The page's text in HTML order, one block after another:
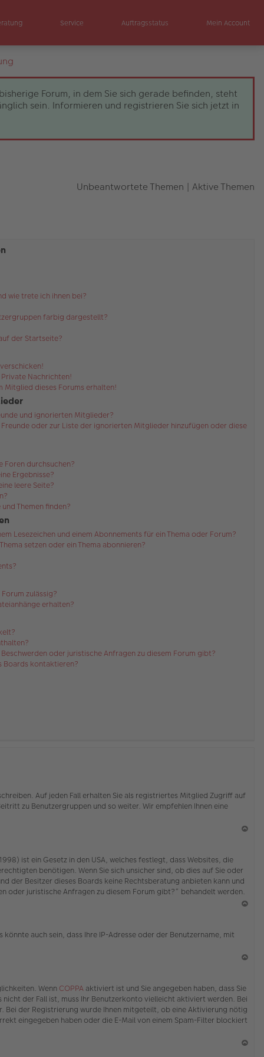
Service Auftragsstatus Mein Account
Forum, in dem Sie sich gerade befinden, steht
sein. Informieren und registrieren Sie sich jetzt in
Unbeantwortete Themen | Aktive Themen
wie trete ich ihnen bei?
farbig dargestellt?
der Startseite?
Nachrichten!
Mitglied dieses Forums erhalten!
und ignorierten Mitglieder?
oder zur Liste der ignorierten Mitglieder hinzufügen oder diese
Foren durchsuchen?
Ergebnisse?
leere Seite?
Themen finden?
Lesezeichen und einem Abonnements für ein Thema oder Forum?
setzen oder ein Thema abonnieren?
zulässig?
erhalten?
oder juristische Anfragen zu diesem Forum gibt?
Boards kontaktieren?
Auf jeden Fall erhalten Sie als registriertes Mitglied Zugriff auf
zu Benutzergruppen und so weiter. Wir empfehlen Ihnen eine
o
b
en
ist ein Gesetz in den USA, welches festlegt, dass Websites, die
benötigen. Wenn Sie sich unsicher sind, ob dies auf Sie oder
der Besitzer dieses Boards keine Rechtsberatung anbieten kann und
oder juristische Anfragen zu diesem Forum gibt?“ behandelt werden.
b
auch sein, dass Ihre IP-Adresse oder der Benutzername, mit
h
o
b
en
Wenn COPPA aktiviert ist und Sie angegeben haben, dass Sie
nicht der Fall ist, muss Ihr Benutzerkonto vielleicht aktiviert werden. Bei
Bei der Registrierung wurde Ihnen mitgeteilt, ob eine Aktivierung nötig
eingegeben haben oder die E-Mail von einem Spam-Filter blockiert